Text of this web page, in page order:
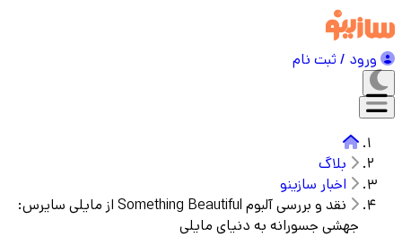
ورود / ثبت نام
بلاگ
اخبار سازینو
نقد و بررسی آلبوم Something Beautiful از مایلی سایرس:
جهشی جسورانه به دنیای مایلی